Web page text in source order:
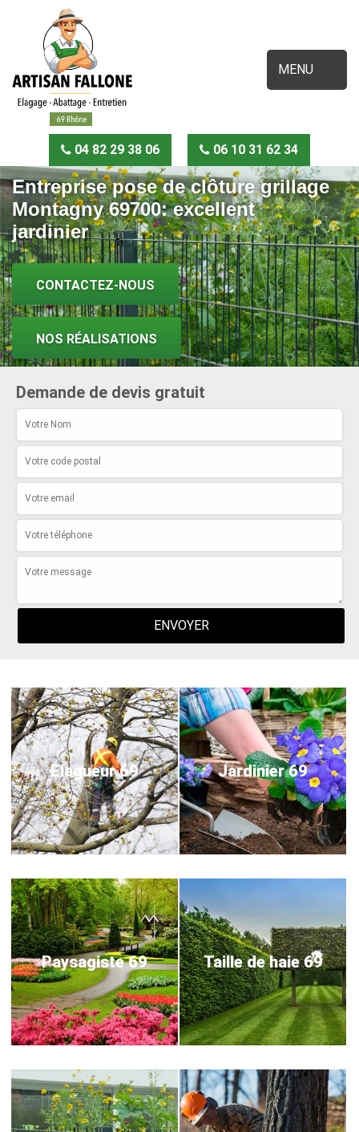
MENU
04 82 29 38 06 06 10 31 62 34
Entreprise pose de clôture grillage
Montagny 69700: excellent
jardinier
CONTACTEZ-NOUS
NOS RÉALISATIONS
Demande de devis gratuit
Elagueur 69 Jardinier 69
Paysagiste 69 Taille de haie 69